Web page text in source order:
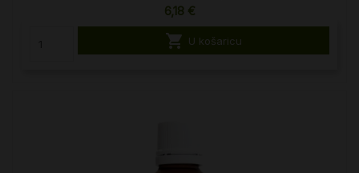
6,18 €
 U košaricu